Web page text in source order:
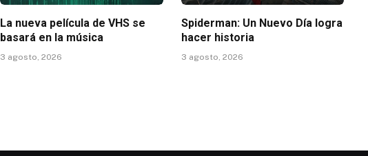
La nueva película de VHS se
basará en la música
3 agosto, 2026
Spiderman: Un Nuevo Día logra
hacer historia
3 agosto, 2026